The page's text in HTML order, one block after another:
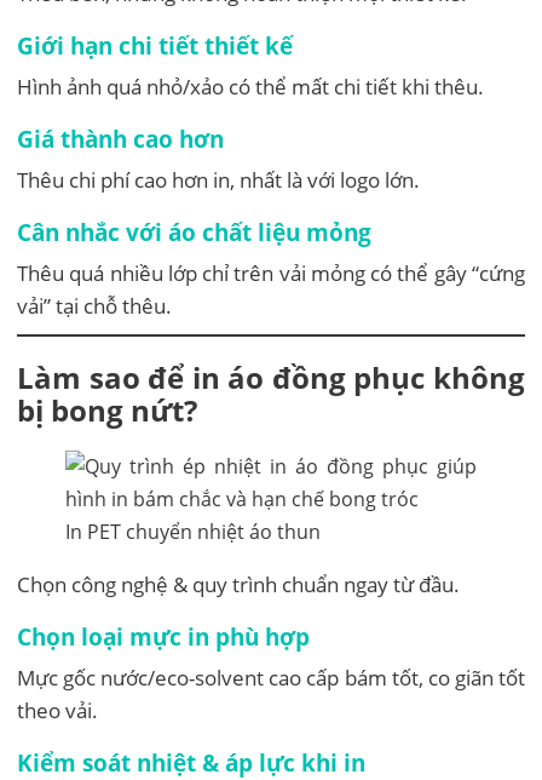
Giới hạn chi tiết thiết kế
Hình ảnh quá nhỏ/xảo có thể mất chi tiết khi thêu.
Giá thành cao hơn
Thêu chi phí cao hơn in, nhất là với logo lớn.
Cân nhắc với áo chất liệu mỏng
Thêu quá nhiều lớp chỉ trên vải mỏng có thể gây “cứng
vải” tại chỗ thêu.
Làm sao để in áo đồng phục không
bị bong nứt?
In PET chuyển nhiệt áo thun
Chọn công nghệ & quy trình chuẩn ngay từ đầu.
Chọn loại mực in phù hợp
Mực gốc nước/eco-solvent cao cấp bám tốt, co giãn tốt
theo vải.
Kiểm soát nhiệt & áp lực khi in